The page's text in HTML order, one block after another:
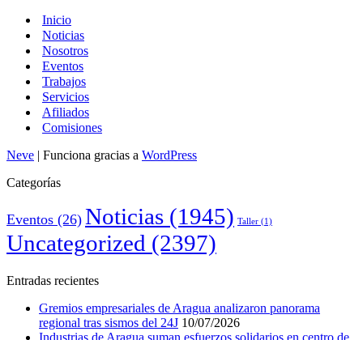
Inicio
Noticias
Nosotros
Eventos
Trabajos
Servicios
Afiliados
Comisiones
Neve | Funciona gracias a WordPress
Categorías
Eventos (26) Noticias (1945) Taller (1)
Uncategorized (2397)
Entradas recientes
Gremios empresariales de Aragua analizaron panorama
regional tras sismos del 24J 10/07/2026